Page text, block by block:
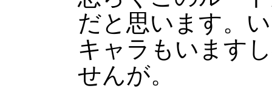
だと思います。
キャラもいます
せんが。